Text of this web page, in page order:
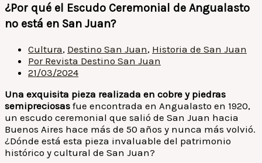
¿Por qué el Escudo Ceremonial de Angualasto
no está en San Juan?
Cultura, Destino San Juan, Historia de San Juan
PorRevista Destino San Juan
21/03/2024
Una exquisita pieza realizada en cobre y piedras
semipreciosas fue encontrada en Angualasto en 1920,
un escudo ceremonial que salió de San Juan hacia
Buenos Aires hace más de 50 años y nunca más volvió.
¿Dónde está esta pieza invaluable del patrimonio
histórico y cultural de San Juan?